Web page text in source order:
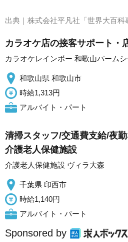
出典｜ 株式会社平凡社「世界大百科
カラオケ店の接客サポート・
カラオケレインボー 和歌山パーム
和歌山県 和歌山市
時給1,313円
アルバイト・パート
清掃スタッフ/交通費支給/夜
介護老人保健施設
介護老人保健施設 ヴィラ大森
千葉県 印西市
時給1,140円
アルバイト・パート
Sponsored by